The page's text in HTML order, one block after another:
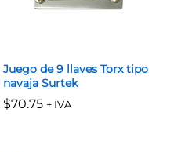
Juego de 9 llaves Torx tipo
navaja Surtek
$70.75 + IVA